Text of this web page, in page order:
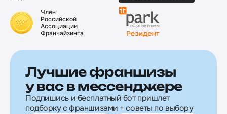
Член
Российской
Ассоциации
Франчайзинга
Лучшие франшизы
у вас в мессенджере
Подпишись и бесплатный бот пришлет
подборку с франшизами + советы по выбору